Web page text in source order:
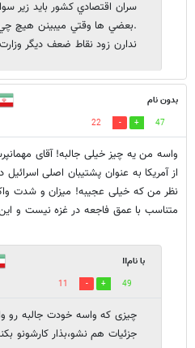
سران اقتصادي كشور بايد زير
.بعضي ها وقتي ميبينن هيچ
ندارن زود نقاط ضعف ديگر
بدون نام
47
22
واسه من یه چیز خیلی جالبه! آقای
از آمریکا به عنوان پشتیبان اصلی
نظر من که خیلی عجیبه! میزان و شدت
متناسب با عمق فاجعه در غزه نیست و این
با نام!!
49
11
چیزی که واسه خودت جالبه رو
جزئیات هم نشو،بذار کارشونو